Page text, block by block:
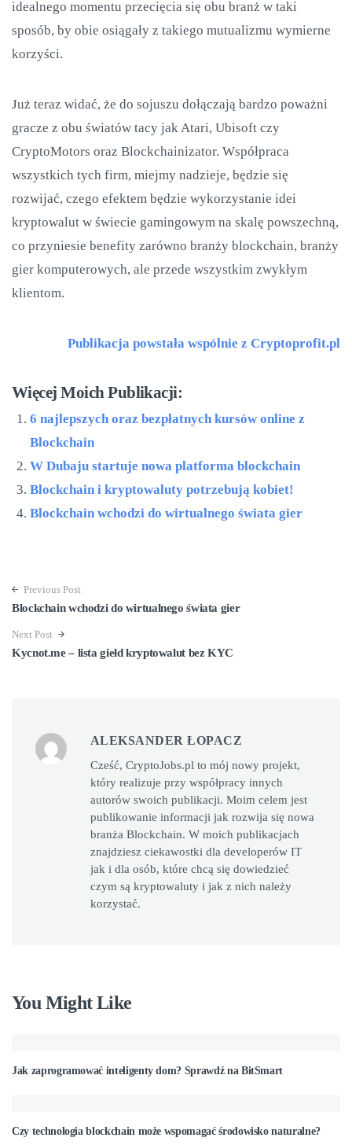
idealnego momentu przecięcia się obu branż w taki
sposób, by obie osiągały z takiego mutualizmu wymierne
korzyści.
Już teraz widać, że do sojuszu dołączają bardzo poważni
gracze z obu światów tacy jak Atari, Ubisoft czy
CryptoMotors oraz Blockchainizator. Współpraca
wszystkich tych firm, miejmy nadzieje, będzie się
rozwijać, czego efektem będzie wykorzystanie idei
kryptowalut w świecie gamingowym na skalę powszechną,
co przyniesie benefity zarówno branży blockchain, branży
gier komputerowych, ale przede wszystkim zwykłym
klientom.
Publikacja powstała wspólnie z Cryptoprofit.pl
Więcej Moich Publikacji:
6 najlepszych oraz bezpłatnych kursów online z
Blockchain
W Dubaju startuje nowa platforma blockchain
Blockchain i kryptowaluty potrzebują kobiet!
Blockchain wchodzi do wirtualnego świata gier
Previous Post
Blockchain wchodzi do wirtualnego świata gier
Next Post
Kycnot.me – lista giełd kryptowalut bez KYC
ALEKSANDER ŁOPACZ
Cześć, CryptoJobs.pl to mój nowy projekt,
który realizuje przy współpracy innych
autorów swoich publikacji. Moim celem jest
publikowanie informacji jak rozwija się nowa
branża Blockchain. W moich publikacjach
znajdziesz ciekawostki dla developerów IT
jak i dla osób, które chcą się dowiedzieć
czym są kryptowaluty i jak z nich należy
korzystać.
You Might Like
Jak zaprogramować inteligenty dom? Sprawdź na BitSmart
Czy technologia blockchain może wspomagać środowisko naturalne?